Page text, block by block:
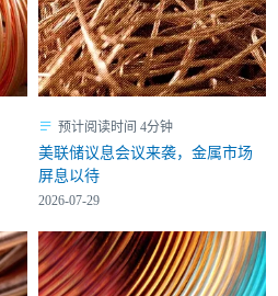
预计阅读时间 4分钟
美联储议息会议来袭，金属市场
屏息以待
2026-07-29